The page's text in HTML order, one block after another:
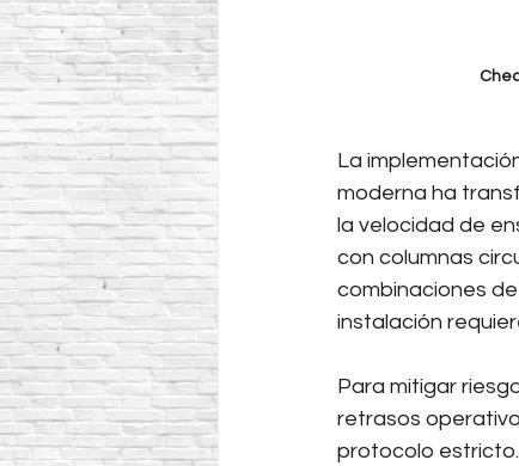
La
moderna ha
la velocidad de
con columnas
combinaciones
instalación
Para mitigar
retrasos
protocolo